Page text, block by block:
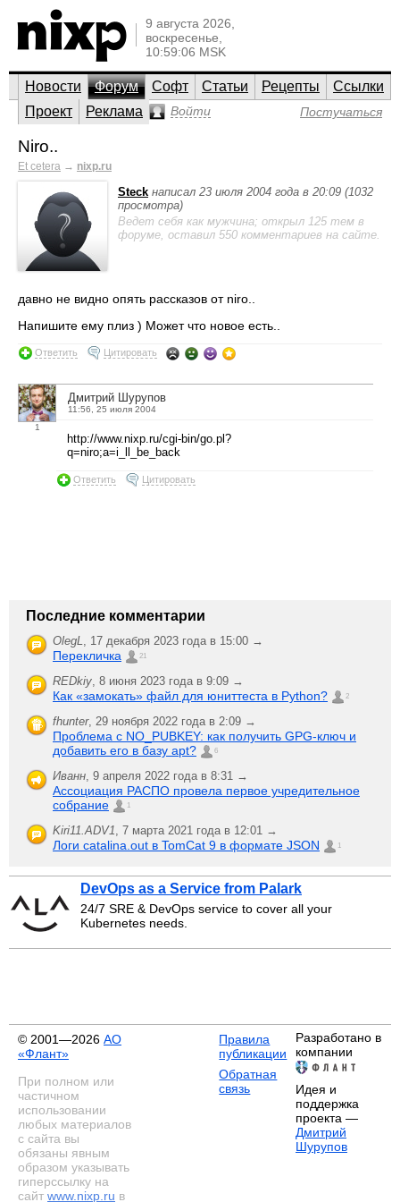
9 августа 2026,
воскресенье,
10:59:06 MSK
Новости Форум Софт Статьи Рецепты
Ссылки
Проект
Реклама Войти Постучаться
Niro..
Et cetera → nixp.ru
Steck написал 23 июля 2004 года в 20:09 (1032
просмотра)
Ведет себя как мужчина; открыл 125 тем в
форуме, оставил 550 комментариев на сайте.
давно не видно опять рассказов от niro..
Напишите ему плиз ) Может что новое есть..
Ответить Цитировать
1
Дмитрий Шурупов
11:56, 25 июля 2004
http://www.nixp.ru/cgi-bin/go.pl?
q=niro;a=i_ll_be_back
Ответить Цитировать
Последние комментарии
OlegL, 17 декабря 2023 года в 15:00 →
Перекличка 21
REDkiy, 8 июня 2023 года в 9:09 →
Как «замокать» файл для юниттеста в Python? 2
fhunter, 29 ноября 2022 года в 2:09 →
Проблема с NO_PUBKEY: как получить GPG-ключ и
добавить его в базу apt?
6
Иванн, 9 апреля 2022 года в 8:31 →
Ассоциация РАСПО провела первое учредительное
собрание
1
Kiri11.ADV1, 7 марта 2021 года в 12:01 →
Логи catalina.out в TomCat 9 в формате JSON 1
DevOps as a Service from Palark
24/7 SRE & DevOps service to cover all your
Kubernetes needs.
© 2001—2026 АО
«Флант»
При полном или
частичном
использовании
любых материалов
с сайта вы
обязаны явным
образом указывать
гиперссылку на
сайт www.nixp.ru в
Правила
публикации
Обратная
связь
Разработано в
компании
Идея и
поддержка
проекта —
Дмитрий
Шурупов